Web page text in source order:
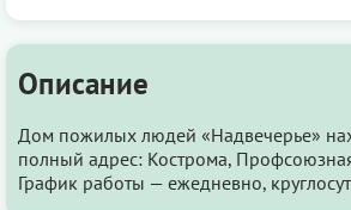
Описание
Дом пожилых людей «Надвечерье»
полный адрес: Кострома,
График работы — ежедневно,